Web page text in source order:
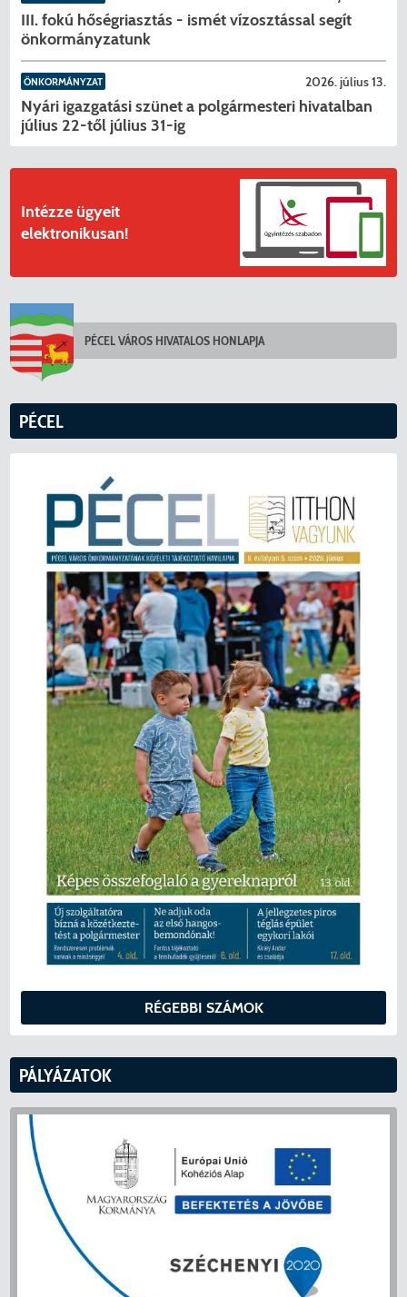
III. fokú hőségriasztás - ismét vízosztással segít
önkormányzatunk
ÖNKORMÁNYZAT 2026. július 13.
Nyári igazgatási szünet a polgármesteri hivatalban
július 22-től július 31-ig
Intézze ügyeit
elektronikusan!
PÉCEL VÁROS HIVATALOS HONLAPJA
PÉCEL
RÉGEBBI SZÁMOK
PÁLYÁZATOK
KERESÉS